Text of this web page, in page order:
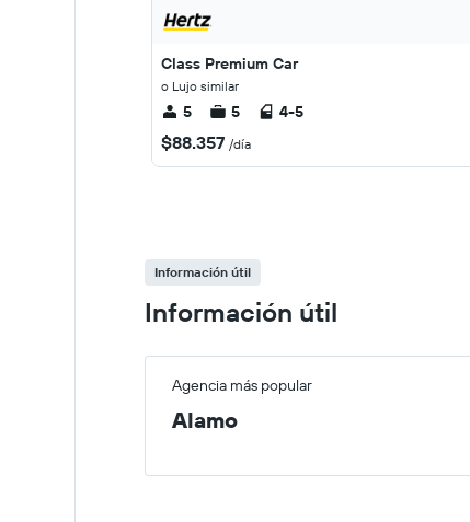
Class Premium Car
o Lujo similar
5 5 4-5
$88.357 /día
Información útil
Información útil
Agencia más popular
Alamo